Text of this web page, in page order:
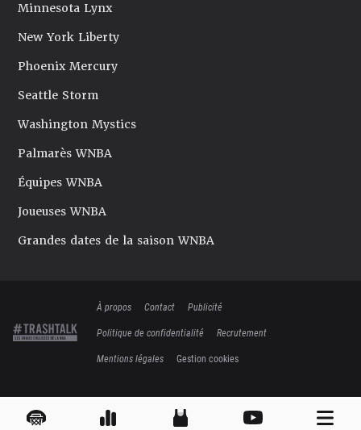
Minnesota Lynx
New York Liberty
Phoenix Mercury
Seattle Storm
Washington Mystics
Palmarès WNBA
Équipes WNBA
Joueuses WNBA
Grandes dates de la saison WNBA
À propos Contact
Publicité
Politique de confidentialité
Recrutement
Mentions légales
Gestion cookies